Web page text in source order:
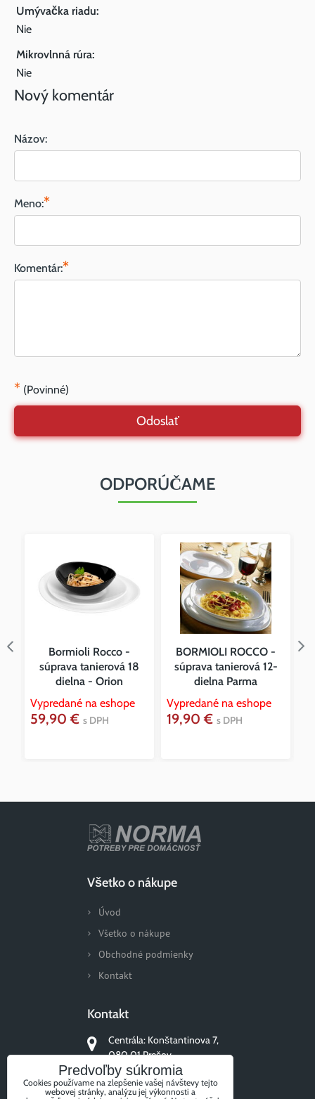
Umývačka riadu:
Nie
Mikrovlnná rúra:
Nie
Nový komentár
Názov:
Meno:*
Komentár:*
* (Povinné)
Odoslať
ODPORÚČAME
Bormioli Rocco -
súprava tanierová 18
dielna - Orion
Vypredané na eshope
59,90 € s DPH
BORMIOLI ROCCO -
súprava tanierová 12-
dielna Parma
Vypredané na eshope
19,90 € s DPH
Všetko o nákupe
Úvod
Všetko o nákupe
Obchodné podmienky
Kontakt
Kontakt
Centrála: Konštantinova 7,
080 01 Prešov
+421 51/77 311 96
Predvoľby súkromia
Cookies používame na zlepšenie vašej návštevy tejto
webovej stránky, analýzu jej výkonnosti a